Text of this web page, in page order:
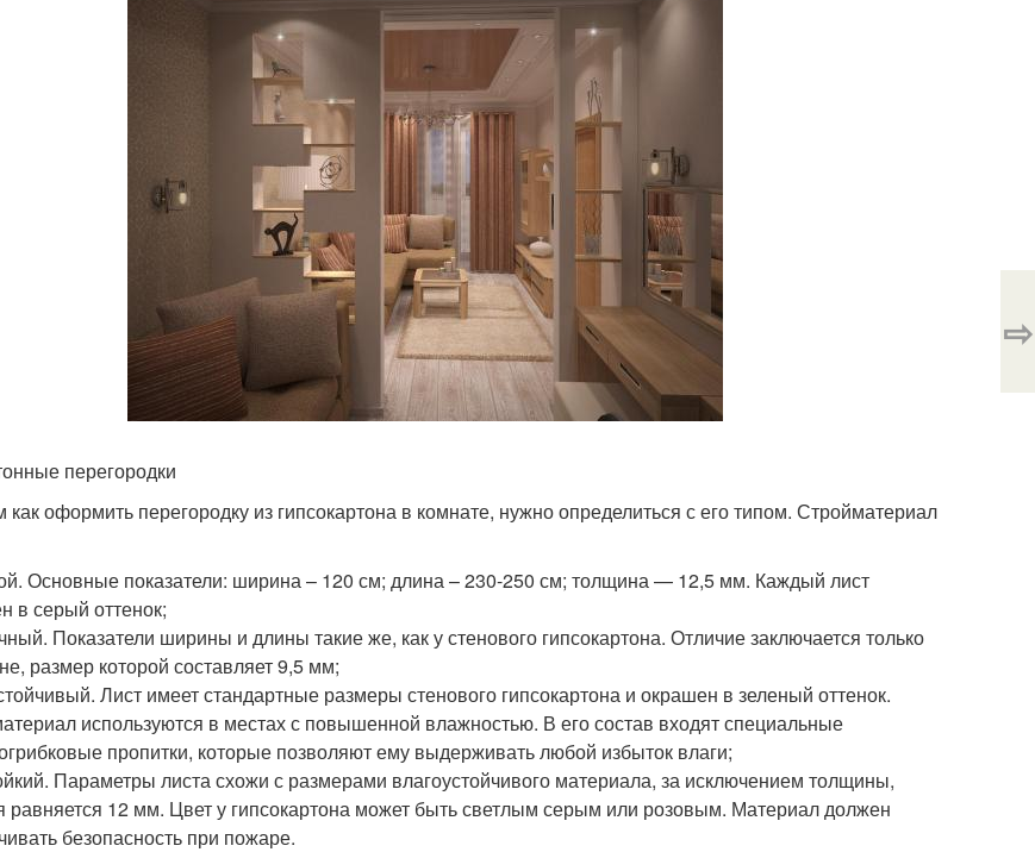
перегородки
как оформить перегородку из гипсокартона в комнате, нужно определиться с его типом. Стройматериал
Основные показатели: ширина – 120 см; длина – 230-250 см; толщина — 12,5 мм. Каждый лист
в серый оттенок;
Показатели ширины и длины такие же, как у стенового гипсокартона. Отличие заключается только
размер которой составляет 9,5 мм;
Лист имеет стандартные размеры стенового гипсокартона и окрашен в зеленый оттенок.
используются в местах с повышенной влажностью. В его состав входят специальные
пропитки, которые позволяют ему выдерживать любой избыток влаги;
Параметры листа схожи с размерами влагоустойчивого материала, за исключением толщины,
равняется 12 мм. Цвет у гипсокартона может быть светлым серым или розовым. Материал должен
безопасность при пожаре.
⇨